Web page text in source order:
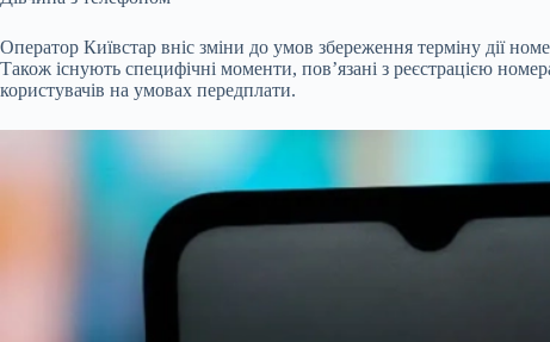
Оператор Київстар вніс зміни до умов збереження терміну дії
Також існують специфічні моменти, пов’язані з реєстрацією
користувачів на умовах передплати.